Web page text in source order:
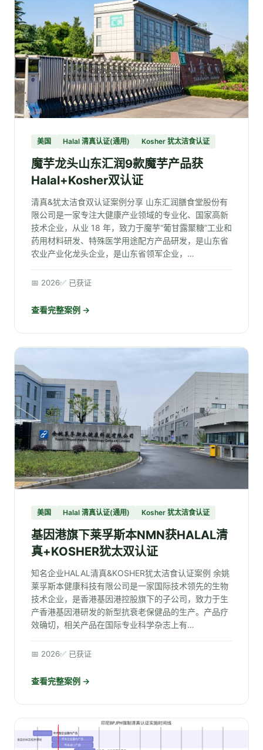
美国 Halal 清真认证(通用) Kosher 犹太洁食认证
魔芋龙头山东汇润9款魔芋产品获
Halal+Kosher双认证
清真&犹太洁食双认证案例分享 山东汇润膳食堂股份有
限公司是一家专注大健康产业领域的专业化、国家高新
技术企业，从业 18 年，致力于魔芋“葡甘露聚糖”工业和
药用材料研发、特殊医学用途配方产品研发，是山东省
农业产业化龙头企业，是山东省领军企业，…
📅 2026✅ 已获证
查看完整案例 →
美国 Halal 清真认证(通用) Kosher 犹太洁食认证
基因港旗下莱孚斯本NMN获HALAL清
真+KOSHER犹太双认证
知名企业HALAL清真&KOSHER犹太洁食认证案例 余姚
莱孚斯本健康科技有限公司是一家国际技术领先的生物
技术企业，是香港基因港控股旗下的子公司，致力于生
产香港基因港研发的新型抗衰老保健品的生产。产品疗
效确切，相关产品在国际专业科学杂志上有…
📅 2026✅ 已获证
查看完整案例 →